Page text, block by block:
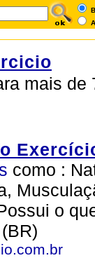
mais
como :
o